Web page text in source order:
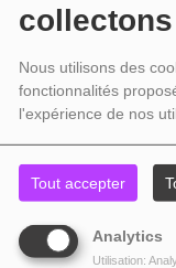
collectons
Nous utilisons des
fonctionnalités
l'expérience de nos
Tout accepter
Analytics
Utilisation: